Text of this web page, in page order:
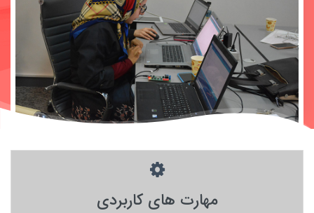
مهارت های کاربردی